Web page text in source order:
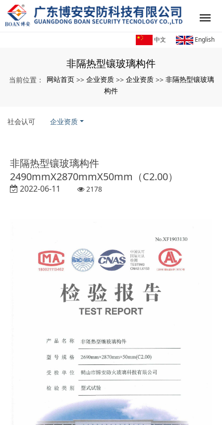
中文 English
非隔热型镶玻璃构件
当前位置： 网站首页 >> 企业资质 >> 企业资质 >> 非隔热型镶玻璃
构件
社会认可 企业资质
非隔热型镶玻璃构件
2490mmX2870mmX50mm（C2.00）
2022-06-11 2178